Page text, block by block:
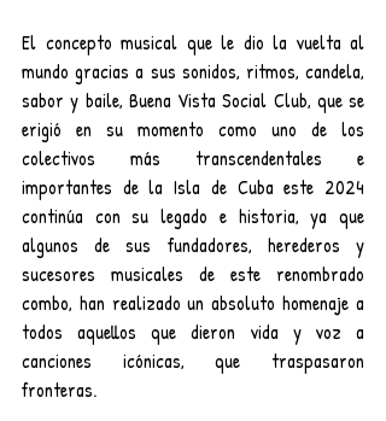
El concepto musical que le dio la vuelta al
mundo gracias a sus sonidos, ritmos, candela,
sabor y baile, Buena Vista Social Club, que se
erigió en su momento como uno de los
colectivos más transcendentales e
importantes de la Isla de Cuba este 2024
continúa con su legado e historia, ya que
algunos de sus fundadores, herederos y
sucesores musicales de este renombrado
combo, han realizado un absoluto homenaje a
todos aquellos que dieron vida y voz a
canciones icónicas, que traspasaron
fronteras.